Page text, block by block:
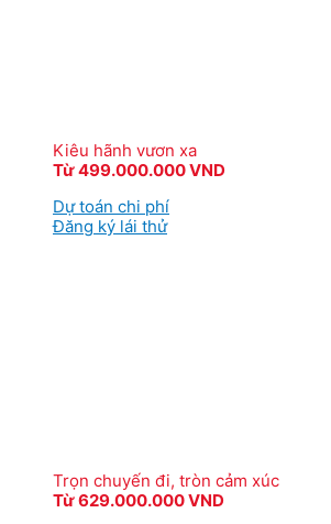
Kiêu hãnh vươn xa
Từ 499.000.000 VND
Dự toán chi phí
Đăng ký lái thử
Trọn chuyến đi, tròn cảm xúc
Từ 629.000.000 VND